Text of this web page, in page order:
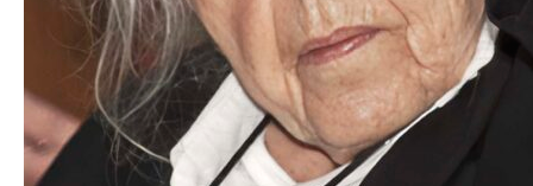
František Skála - film Veřejný prostor